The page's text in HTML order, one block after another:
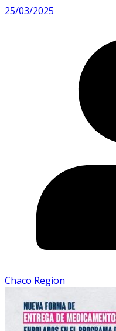
25/03/2025
Chaco Region